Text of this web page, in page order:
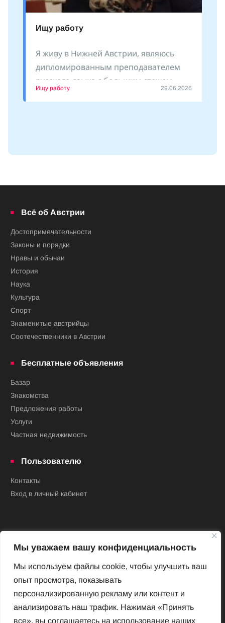
Мы уважаем вашу конфиденциальность
Мы используем файлы cookie, чтобы улучшить ваш
опыт просмотра, показывать
персонализированную рекламу или контент и
анализировать наш трафик. Нажимая «Принять
все», вы соглашаетесь на использование наших
Ищу работу
Я живу в Нижней Австрии, являюсь
дипломированным преподавателем
русского языка с большим стажем
преподавания как
Ищу работу 29.06.2026
Всё об Австрии
Достопримечательности
Законы и порядки
Нравы и обычаи
История
Наука
Культура
Спорт
Знаменитые австрийцы
Соотечественники в Австрии
Бесплатные объявления
Базар
Знакомства
Предложения работы
Услуги
Частная недвижимость
Пользователю
Контакты
Вход в личный кабинет
Новый Венский журнал
Архив номеров
Impressum